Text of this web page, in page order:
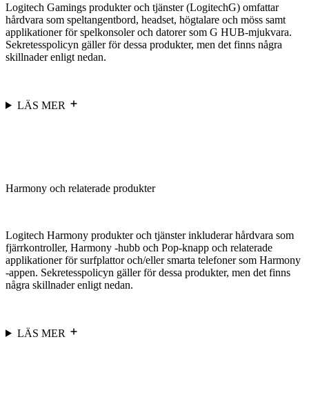
Logitech Gamings produkter och tjänster (LogitechG) omfattar
hårdvara som speltangentbord, headset, högtalare och möss samt
applikationer för spelkonsoler och datorer som G HUB-mjukvara.
Sekretesspolicyn gäller för dessa produkter, men det finns några
skillnader enligt nedan.
LÄS MER
Harmony och relaterade produkter
Logitech Harmony produkter och tjänster inkluderar hårdvara som
fjärrkontroller, Harmony -hubb och Pop-knapp och relaterade
applikationer för surfplattor och/eller smarta telefoner som Harmony
-appen. Sekretesspolicyn gäller för dessa produkter, men det finns
några skillnader enligt nedan.
LÄS MER